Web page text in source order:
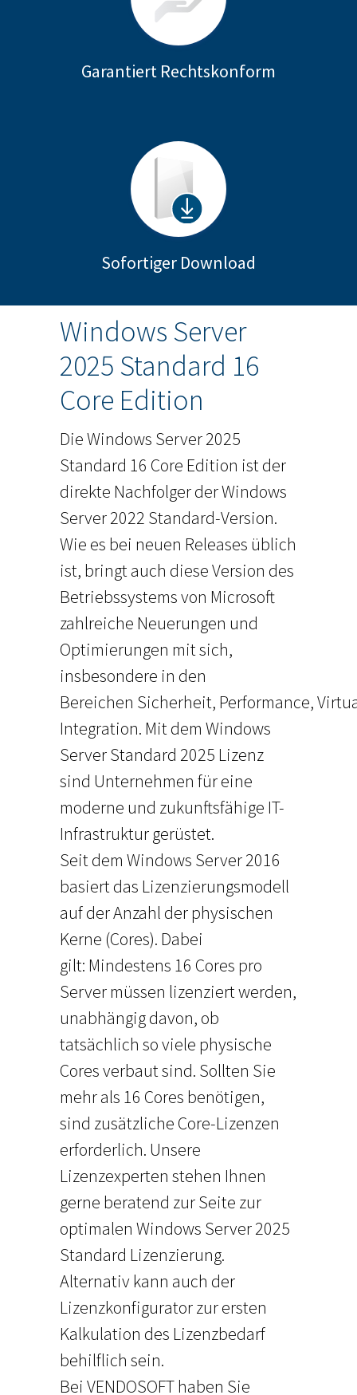
Garantiert Rechtskonform
Sofortiger Download
Windows Server
2025 Standard 16
Core Edition
Die Windows Server 2025
Standard 16 Core Edition ist der
direkte Nachfolger der Windows
Server 2022 Standard-Version.
Wie es bei neuen Releases üblich
ist, bringt auch diese Version des
Betriebssystems von Microsoft
zahlreiche Neuerungen und
Optimierungen mit sich,
insbesondere in den
Bereichen Sicherheit, Performance,
Integration. Mit dem Windows
Server Standard 2025 Lizenz
sind Unternehmen für eine
moderne und zukunftsfähige IT-
Infrastruktur gerüstet.
Seit dem Windows Server 2016
basiert das Lizenzierungsmodell
auf der Anzahl der physischen
Kerne (Cores). Dabei
gilt: Mindestens 16 Cores pro
Server müssen lizenziert werden,
unabhängig davon, ob
tatsächlich so viele physische
Cores verbaut sind. Sollten Sie
mehr als 16 Cores benötigen,
sind zusätzliche Core-Lizenzen
erforderlich. Unsere
Lizenzexperten stehen Ihnen
gerne beratend zur Seite zur
optimalen Windows Server 2025
Standard Lizenzierung.
Alternativ kann auch der
Lizenzkonfigurator zur ersten
Kalkulation des Lizenzbedarf
behilflich sein.
Bei VENDOSOFT haben Sie